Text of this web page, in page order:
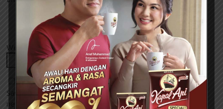
Website
Save my name, email, and website in this browser for the
next time I comment.